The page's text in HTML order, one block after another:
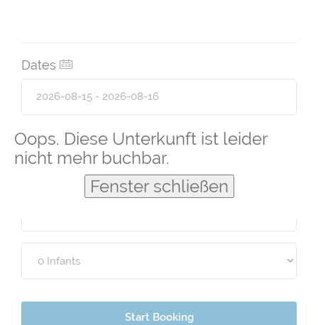
Oops. Diese Unterkunft ist leider
nicht mehr buchbar.
Fenster schließen
Dates
Guests
Start Booking